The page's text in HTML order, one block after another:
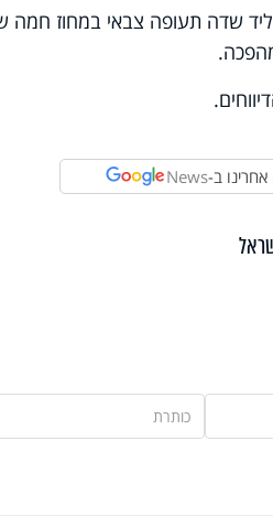
שדה תעופה צבאי במחוז חמה
ב-News